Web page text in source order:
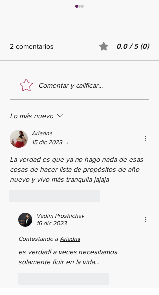
🎉🏋️‍♂️🌍 2 de enero:
Celebrando el Día Mundial
del Entrenador Personal 🌟
👟
2 comentarios 0.0 / 5 (0)
Comentar y calificar...
Lo más nuevo
Ariadna
15 dic 2023
•
La verdad es que ya no hago nada de esas
cosas de hacer lista de propósitos de año
nuevo y vivo más tranquila jajaja
Vadim Proshichev
16 dic 2023
Contestando a Ariadna
es verdad! a veces necesitamos
solamente fluir en la vida...